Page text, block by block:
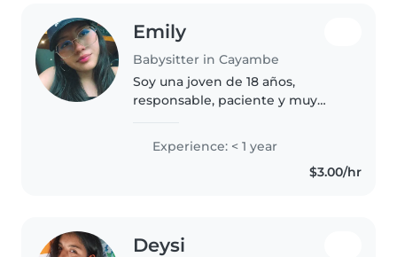
Emily
Babysitter in Cayambe
Soy una joven de 18 años,
responsable, paciente y muy
cuidado seguro y alegre para los
niños. Aunque estoy dando mis
primeros pasos en el ámbito
Experience: < 1 year
$3.00/hr
Deysi